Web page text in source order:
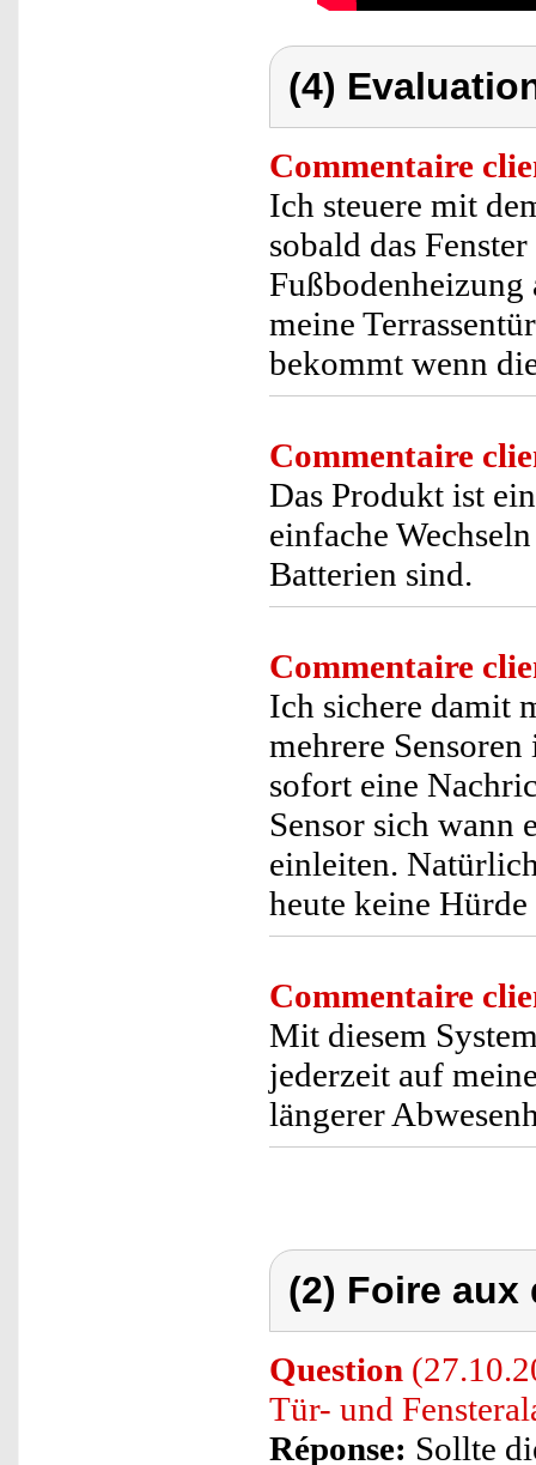
(4)
Commentaire
Ich steuere mit
sobald das
Fußbodenheizung
meine
bekommt wenn
Commentaire
Das Produkt ist
einfache
Batterien sind.
Commentaire
Ich sichere damit
mehrere
sofort eine
Sensor sich wann
einleiten.
heute keine Hürde
Commentaire
Mit diesem
jederzeit auf
längerer
(2) Foire
Question
Tür- und
Réponse: Sollte